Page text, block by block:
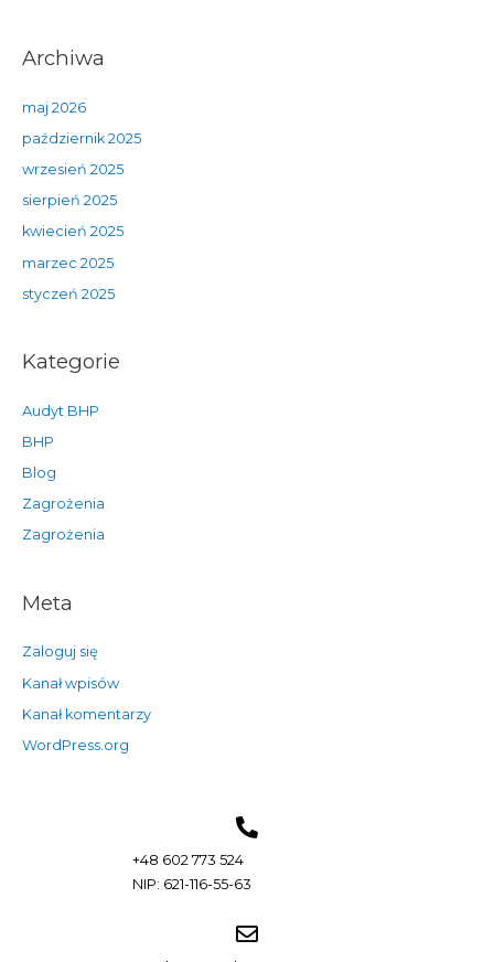
Archiwa
maj 2026
październik 2025
wrzesień 2025
sierpień 2025
kwiecień 2025
marzec 2025
styczeń 2025
Kategorie
Audyt BHP
BHP
Blog
Zagrożenia
Zagrożenia
Meta
Zaloguj się
Kanał wpisów
Kanał komentarzy
WordPress.org
+48 602 773 524
NIP: 621-116-55-63